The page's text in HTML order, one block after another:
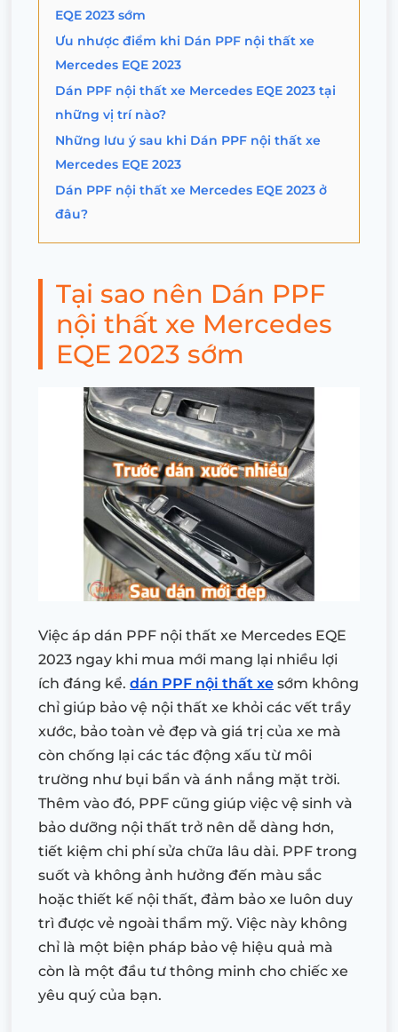
EQE 2023 sớm
Ưu nhược điểm khi Dán PPF nội thất xe
Mercedes EQE 2023
Dán PPF nội thất xe Mercedes EQE 2023 tại
những vị trí nào?
Những lưu ý sau khi Dán PPF nội thất xe
Mercedes EQE 2023
Dán PPF nội thất xe Mercedes EQE 2023 ở
đâu?
Tại sao nên Dán PPF
nội thất xe Mercedes
EQE 2023 sớm
Việc áp dán PPF nội thất xe Mercedes EQE
2023 ngay khi mua mới mang lại nhiều lợi
ích đáng kể. dán PPF nội thất xe sớm không
chỉ giúp bảo vệ nội thất xe khỏi các vết trầy
xước, bảo toàn vẻ đẹp và giá trị của xe mà
còn chống lại các tác động xấu từ môi
trường như bụi bẩn và ánh nắng mặt trời.
Thêm vào đó, PPF cũng giúp việc vệ sinh và
bảo dưỡng nội thất trở nên dễ dàng hơn,
tiết kiệm chi phí sửa chữa lâu dài. PPF trong
suốt và không ảnh hưởng đến màu sắc
hoặc thiết kế nội thất, đảm bảo xe luôn duy
trì được vẻ ngoài thẩm mỹ. Việc này không
chỉ là một biện pháp bảo vệ hiệu quả mà
còn là một đầu tư thông minh cho chiếc xe
yêu quý của bạn.